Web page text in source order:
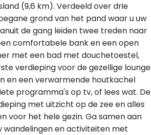
(9,6 km). Verdeeld over drie
grond van het pand waar u uw
de gang leiden twee treden naar
comfortabele bank en een open
met een bad met douchetoestel,
verdieping voor de gezellige lounge
en een verwarmende houtkachel
programma's op tv, of lees wat. De
met uitzicht op de zee en alles
voor het hele gezin. Ga samen aan
wandelingen en activiteiten met